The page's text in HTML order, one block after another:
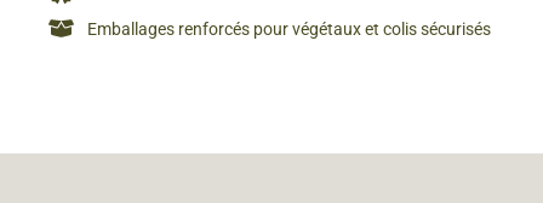
Emballages renforcés pour végétaux et colis sécurisés